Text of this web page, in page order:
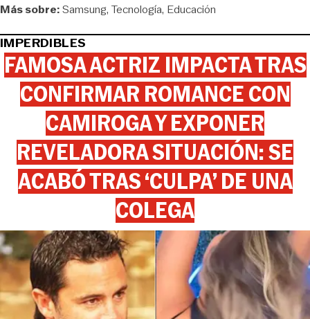
Más sobre:Samsung Tecnología Educación
IMPERDIBLES
FAMOSA ACTRIZ IMPACTA TRAS
CONFIRMAR ROMANCE CON
CAMIROGA Y EXPONER
REVELADORA SITUACIÓN: SE
ACABÓ TRAS ‘CULPA’ DE UNA
COLEGA